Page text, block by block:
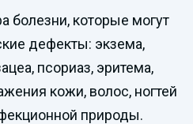
болезни, которые могут
дефекты: экзема,
псориаз, эритема,
кожи, волос, ногтей
природы.